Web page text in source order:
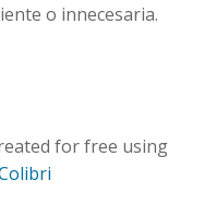
o innecesaria.
for free using